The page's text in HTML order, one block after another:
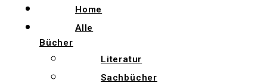
Home
Alle
Bücher
Literatur
Sachbücher